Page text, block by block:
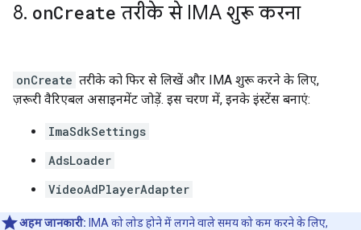
8. onCreate तरीके से IMA शुरू करना
onCreate तरीके को फिर से लिखें और IMA शुरू करने के लिए,
ज़रूरी वैरिएबल असाइनमेंट जोड़ें. इस चरण में, इनके इंस्टेंस बनाएं:
ImaSdkSettings
AdsLoader
VideoAdPlayerAdapter
अहम जानकारी: IMA को लोड होने में लगने वाले समय को कम करने के लिए,